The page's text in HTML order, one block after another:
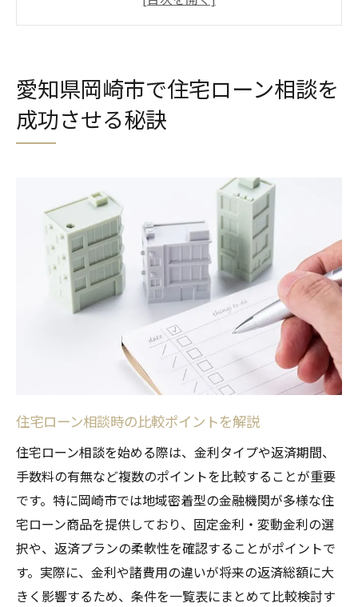
住宅ローン相談で失敗しない事前準備のコ
ツ
住宅ローン選びに迷ったら押さえたい岡崎市の
ポイント
岡崎市で選ばれる住宅ローンの特徴とは
住宅ローン商品を比較して納得の選択を
住宅ローンの評判や口コミを正しく活用す
岡崎市の住宅ローン相談で重視すべき点
住宅ローンの条件を岡崎市でしっかり確認
岡崎市で安心して住宅ローンを組むための流れ
住宅ローン相談から申込までの一連の流れ
岡崎市で住宅ローン手続きを円滑に進める
方法
シミュレーションを活用した資金計画の立
て方
住宅ローン申請時の注意点と落とし穴対策
愛知県岡崎市で住宅ローン相談を
成功させる秘訣
住宅ローン相談時の比較ポイントを解説
住宅ローン相談を始める際は、金利タイプや返済期間、
手数料の有無など複数のポイントを比較することが重要
です。特に岡崎市では地域密着型の金融機関が多様な住
宅ローン商品を提供しており、固定金利・変動金利の選
択や、返済プランの柔軟性を確認することがポイントで
す。実際に、金利や諸費用の違いが将来の返済総額に大
きく影響するため、条件を一覧表にまとめて比較検討す